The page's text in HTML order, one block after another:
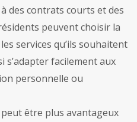
des contrats courts et des
peuvent choisir la
services qu’ils souhaitent
s’adapter facilement aux
personnelle ou
peut être plus avantageux